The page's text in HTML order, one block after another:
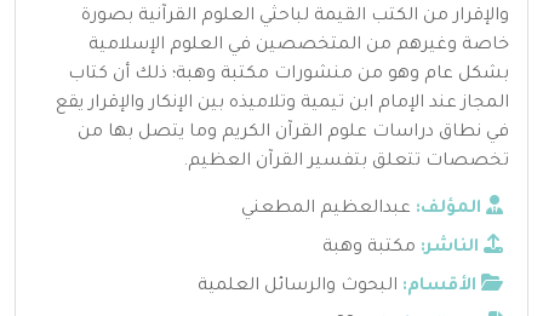
والإقرار من الكتب القيمة لباحثي العلوم القرآنية بصورة
خاصة وغيرهم من المتخصصين في العلوم الإسلامية
بشكل عام وهو من منشورات مكتبة وهبة؛ ذلك أن كتاب
المجاز عند الإمام ابن تيمية وتلاميذه بين الإنكار والإقرار يقع
في نطاق دراسات علوم القرآن الكريم وما يتصل بها من
تخصصات تتعلق بتفسير القرآن العظيم.
المؤلف: عبدالعظيم المطعني
الناشر: مكتبة وهبة
الأقسام: البحوث والرسائل العلمية